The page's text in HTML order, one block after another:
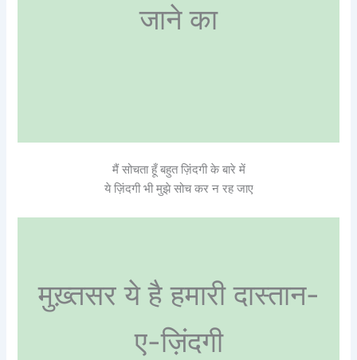
जाने का
मैं सोचता हूँ बहुत ज़िंदगी के बारे में
ये ज़िंदगी भी मुझे सोच कर न रह जाए
मुख़्तसर ये है हमारी दास्तान-
ए-ज़िंदगी